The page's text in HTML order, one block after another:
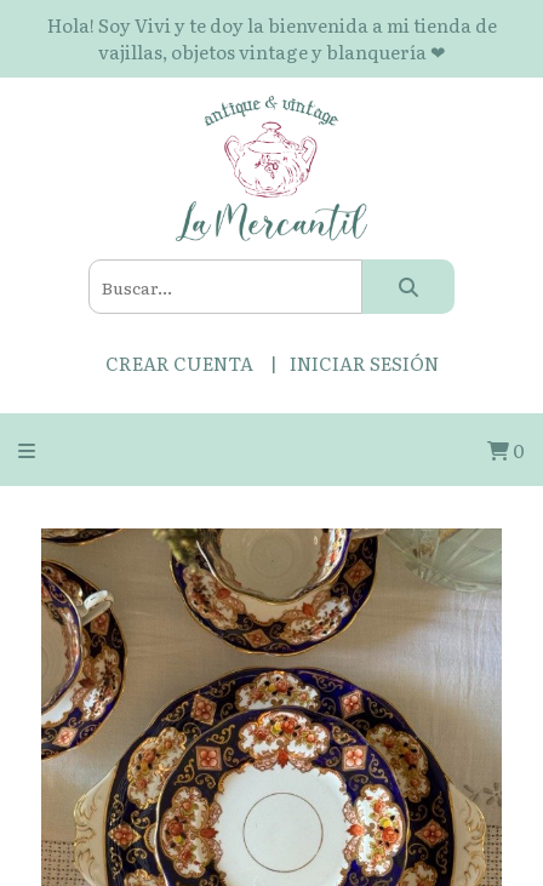
Hola! Soy Vivi y te doy la bienvenida a mi tienda de
vajillas, objetos vintage y blanquería ❤
CREAR CUENTA INICIAR SESIÓN
0